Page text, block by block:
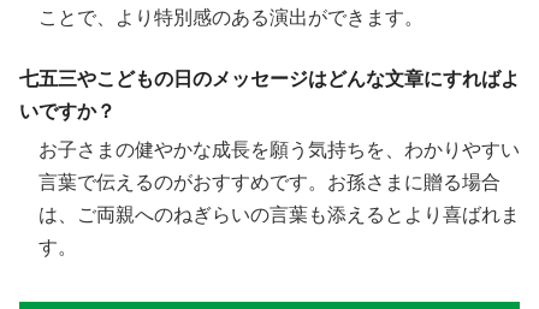
ことで、より特別感のある演出ができます。
七五三やこどもの日のメッセージはどんな文章にすればよ
いですか？
お子さまの健やかな成長を願う気持ちを、わかりやすい
言葉で伝えるのがおすすめです。お孫さまに贈る場合
は、ご両親へのねぎらいの言葉も添えるとより喜ばれま
す。